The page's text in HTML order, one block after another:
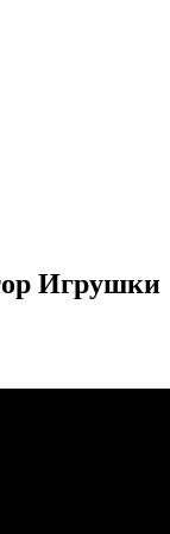
Игрушки